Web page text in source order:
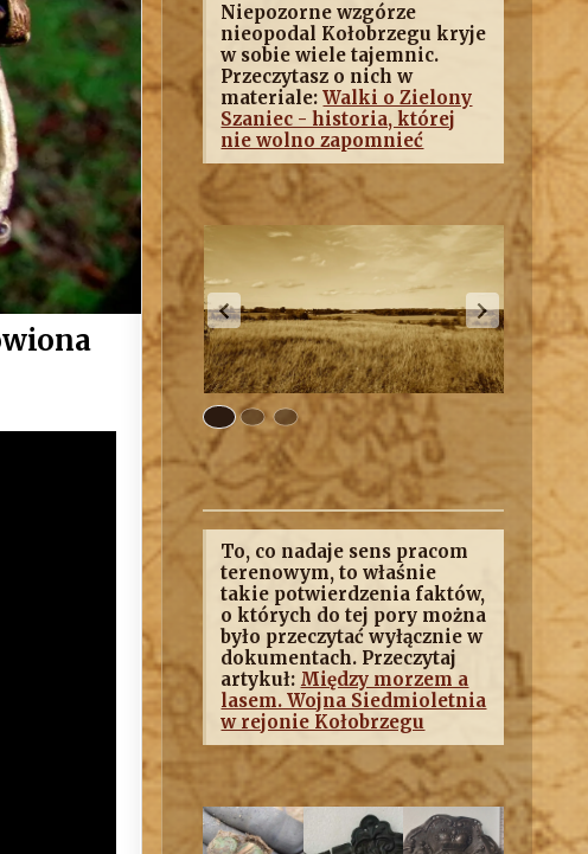
Niepozorne wzgórze
nieopodal Kołobrzegu kryje
w sobie wiele tajemnic.
Przeczytasz o nich w
materiale:Walki o Zielony
Szaniec - historia, której
nie wolno zapomnieć
To, co nadaje sens pracom
terenowym, to właśnie
takie potwierdzenia faktów,
o których do tej pory można
było przeczytać wyłącznie w
dokumentach. Przeczytaj
artykuł: Między morzem a
lasem. Wojna Siedmioletnia
w rejonie Kołobrzegu